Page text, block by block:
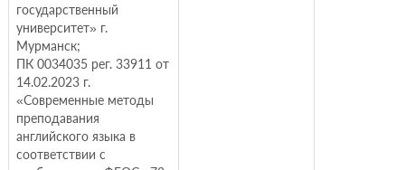
государственный
университет» г.
Мурманск;
ПК 0034035 рег. 33911 от
14.02.2023 г.
«Современные методы
преподавания
английского языка в
соответствии с